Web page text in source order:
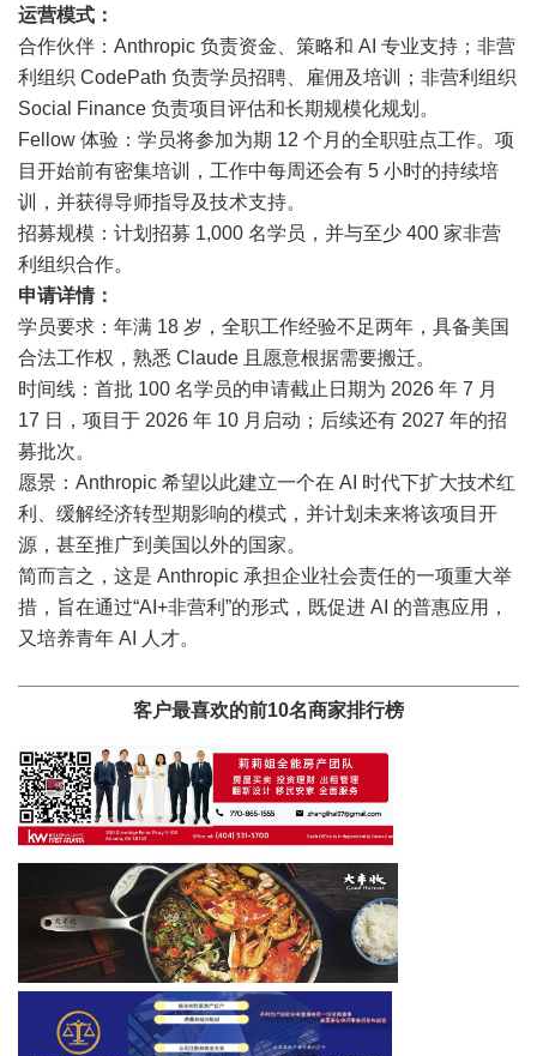
运营模式：
合作伙伴：Anthropic 负责资金、策略和 AI 专业支持；非营
利组织 CodePath 负责学员招聘、雇佣及培训；非营利组织
Social Finance 负责项目评估和长期规模化规划。
Fellow 体验：学员将参加为期 12 个月的全职驻点工作。项
目开始前有密集培训，工作中每周还会有 5 小时的持续培
训，并获得导师指导及技术支持。
招募规模：计划招募 1,000 名学员，并与至少 400 家非营
利组织合作。
申请详情：
学员要求：年满 18 岁，全职工作经验不足两年，具备美国
合法工作权，熟悉 Claude 且愿意根据需要搬迁。
时间线：首批 100 名学员的申请截止日期为 2026 年 7 月
17 日，项目于 2026 年 10 月启动；后续还有 2027 年的招
募批次。
愿景：Anthropic 希望以此建立一个在 AI 时代下扩大技术红
利、缓解经济转型期影响的模式，并计划未来将该项目开
源，甚至推广到美国以外的国家。
简而言之，这是 Anthropic 承担企业社会责任的一项重大举
措，旨在通过“AI+非营利”的形式，既促进 AI 的普惠应用，
又培养青年 AI 人才。
客户最喜欢的前10名商家排行榜